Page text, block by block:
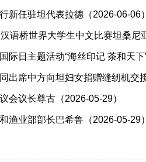
新任驻坦代表拉德（2026-06-06）
语桥世界大学生中文比赛坦桑尼
日主题活动“海丝印记 茶和天下
出席中方向坦妇女捐赠缝纫机交
会议长尊古（2026-05-29）
渔业部部长巴希鲁（2026-05-29）